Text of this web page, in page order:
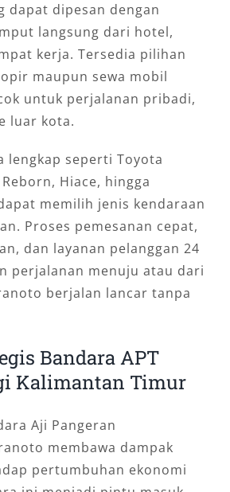
dapat dipesan dengan
langsung dari hotel,
kerja. Tersedia pilihan
maupun sewa mobil
untuk perjalanan pribadi,
luar kota.
lengkap seperti Toyota
Hiace, hingga
memilih jenis kendaraan
Proses pemesanan cepat,
dan layanan pelanggan 24
perjalanan menuju atau dari
berjalan lancar tanpa
Bandara APT
Kalimantan Timur
Aji Pangeran
membawa dampak
pertumbuhan ekonomi